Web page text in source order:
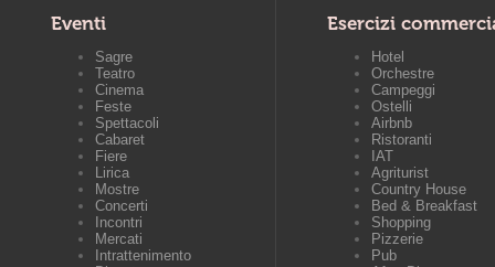
Eventi
Sagre
Teatro
Cinema
Feste
Spettacoli
Cabaret
Fiere
Lirica
Mostre
Concerti
Incontri
Mercati
Intrattenimento
Esercizi
Hotel
Orchestre
Campeggi
Ostelli
Airbnb
Ristoranti
IAT
Agriturist
Country House
Bed & Breakfast
Shopping
Pizzerie
Pub